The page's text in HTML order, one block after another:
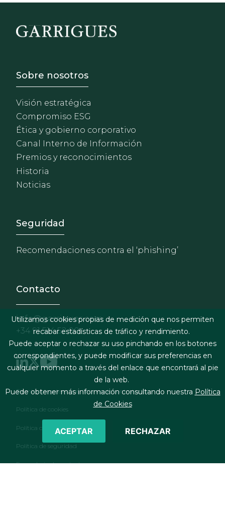
Footer - Sobre Nosotros
Sobre nosotros
Visión estratégica
Compromiso ESG
Ética y gobierno corporativo
Canal Interno de Información
Premios y reconocimientos
Historia
Noticias
Footer - Extranet y
Seguridad
Recomendaciones contra el ‘phishing’
Contacto
info@garrigues.com
+34 91 514 52 00
Footer menu
Términos legales y condiciones de contratación
Política de cookies
Política de privacidad
Política de seguridad
Formulario de contacto
Utilizamos cookies propias de medición que nos permiten
recabar estadísticas de tráfico y rendimiento.
Puede aceptar o rechazar su uso pinchando en los botones
correspondientes, y puede modificar sus preferencias en
cualquier momento a través del enlace que encontrará al pie
de la web.
Puede obtener más información consultando nuestra Política
de Cookies
ACEPTAR RECHAZAR